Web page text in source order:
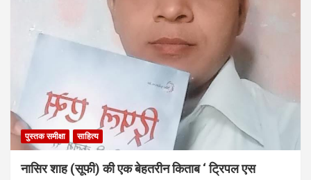
पुस्तक समीक्षा साहित्य
नासिर शाह (सूफी) की एक बेहतरीन किताब ‘ ट्रिपल एस